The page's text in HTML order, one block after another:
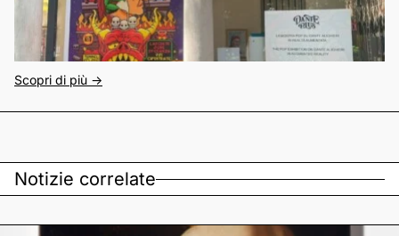
Scopri di più ->
Notizie correlate